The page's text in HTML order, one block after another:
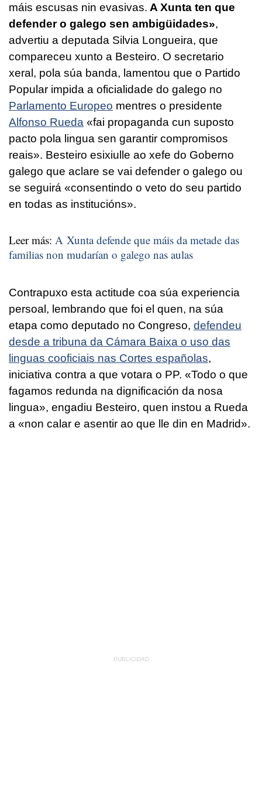
máis escusas nin evasivas. A Xunta ten que
defender o galego sen ambigüidades»,
advertiu a deputada Silvia Longueira, que
compareceu xunto a Besteiro. O secretario
xeral, pola súa banda, lamentou que o Partido
Popular impida a oficialidade do galego no
Parlamento Europeo mentres o presidente
Alfonso Rueda «fai propaganda cun suposto
pacto pola lingua sen garantir compromisos
reais». Besteiro esixiulle ao xefe do Goberno
galego que aclare se vai defender o galego ou
se seguirá «consentindo o veto do seu partido
en todas as institucións».
Leer más: A Xunta defende que máis da metade das
familias non mudarían o galego nas aulas
Contrapuxo esta actitude coa súa experiencia
persoal, lembrando que foi el quen, na súa
etapa como deputado no Congreso, defendeu
desde a tribuna da Cámara Baixa o uso das
linguas cooficiais nas Cortes españolas,
iniciativa contra a que votara o PP. «Todo o que
fagamos redunda na dignificación da nosa
lingua», engadiu Besteiro, quen instou a Rueda
a «non calar e asentir ao que lle din en Madrid».